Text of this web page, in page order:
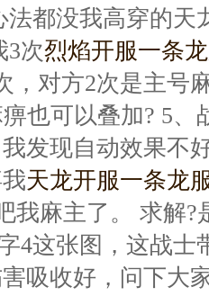
法都没我高穿的天
3次烈焰开服一条
，对方2次是主号
痹也可以叠加? 5
发现自动效果不
天龙开服一条龙
我麻主了。 求解
4这张图，这战士
吸收好，问下大